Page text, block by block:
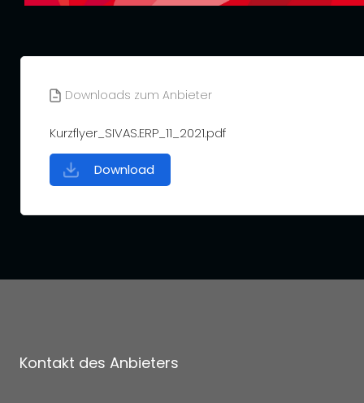
Downloads zum Anbieter
Kurzflyer_SIVAS.ERP_11_2021.pdf
Download
Kontakt des Anbieters